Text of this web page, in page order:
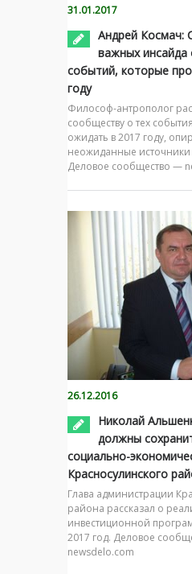
31.01.2017
Андрей Космач:
важных инсайда
событий, которые
году
Философ-антрополог
сообществу о тех
ожидать в 2017 году,
неожиданные
Деловое сообщество —
26.12.2016
Николай
должны
социально-
Красносулинского
Глава администрации
района рассказал о
инвестиционной
2017 год. Деловое
newsdelo.com